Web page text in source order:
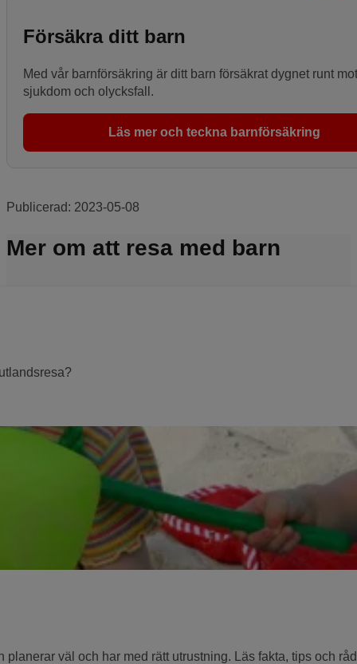
Försäkra ditt barn
Med vår barnförsäkring är ditt barn försäkrat dygnet runt mot
sjukdom och olycksfall.
Läs mer och teckna barnförsäkring
Publicerad: 2023-05-08
Mer om att resa med barn
väl och har med rätt utrustning. Läs fakta, tips och